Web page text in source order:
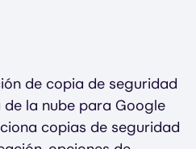
de copia de seguridad
la nube para Google
copias de seguridad